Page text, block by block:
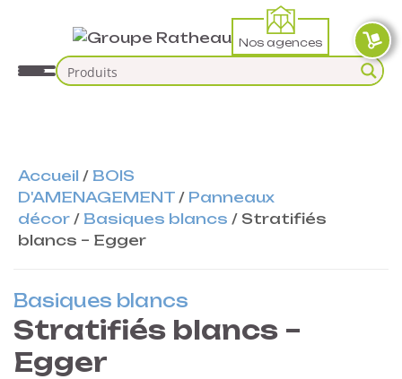
Nos agences
Accueil / BOIS
D'AMENAGEMENT / Panneaux
décor / Basiques blancs / Stratifiés
blancs – Egger
Basiques blancs
Stratifiés blancs –
Egger